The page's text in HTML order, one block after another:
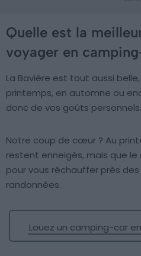
Quelle est la
voyager en
La Bavière est tout aussi
printemps, en automne ou
donc de vos goûts personnels.
Notre coup de cœur ? Au
restent enneigés, mais que
pour vous réchauffer près
randonnées.
Louez un camping-car